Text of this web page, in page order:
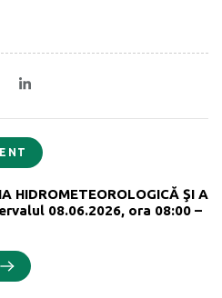
HIDROMETEOROLOGICĂ ŞI A
08.06.2026, ora 08:00 –